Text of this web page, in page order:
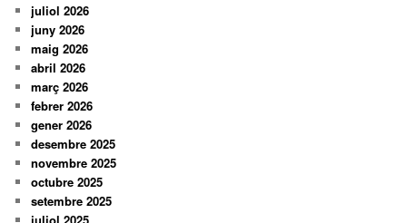
juliol 2026
juny 2026
maig 2026
abril 2026
març 2026
febrer 2026
gener 2026
desembre 2025
novembre 2025
octubre 2025
setembre 2025
juliol 2025